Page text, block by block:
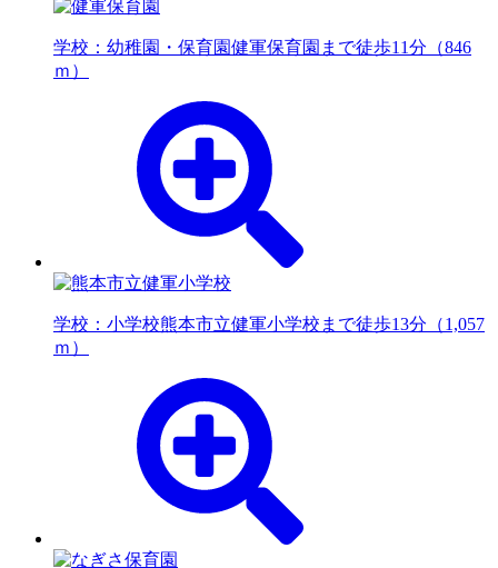
学校：幼稚園・保育園健軍保育園まで徒歩11分（846
ｍ）
学校：小学校熊本市立健軍小学校まで徒歩13分（1,057
ｍ）